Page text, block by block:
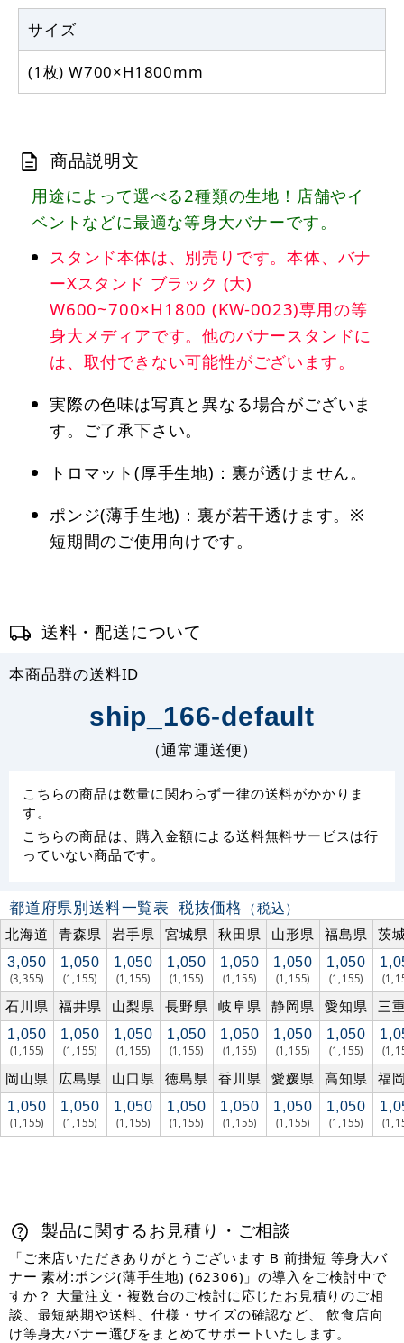
サイズ
(1枚) W700×H1800mm
商品説明文
用途によって選べる2種類の生地！店舗やイ
ベントなどに最適な等身大バナーです。
スタンド本体は、別売りです。本体、バナ
ーXスタンド ブラック (大)
W600~700×H1800 (KW-0023)専用の等
身大メディアです。他のバナースタンドに
は、取付できない可能性がございます。
実際の色味は写真と異なる場合がございま
す。ご了承下さい。
トロマット(厚手生地)：裏が透けません。
ポンジ(薄手生地)：裏が若干透けます。※
短期間のご使用向けです。
送料・配送について
本商品群の送料ID
ship_166-default
（通常運送便）
こちらの商品は数量に関わらず一律の送料がかかりま
す。
こちらの商品は、購入金額による送料無料サービスは行
っていない商品です。
都道府県別送料一覧表 税抜価格 （税込）
北海道
青森県 岩手県 宮城県 秋田県 山形県 福島県 茨
3,050
(3,355)
1,050
(1,155)
1,050
(1,155)
1,050
(1,155)
1,050
(1,155)
1,050
(1,155)
1,050
(1,155)
石川県 福井県 山梨県 長野県 岐阜県 静岡県 愛知県 三
1,050
(1,155)
1,050
(1,155)
1,050
(1,155)
1,050
(1,155)
1,050
(1,155)
1,050
(1,155)
1,050
(1,155)
岡山県 広島県 山口県 徳島県 香川県 愛媛県 高知県 福
1,050
(1,155)
1,050
(1,155)
1,050
(1,155)
1,050
(1,155)
1,050
(1,155)
1,050
(1,155)
1,050
(1,155)
製品に関するお見積り・ご相談
「ご来店いただきありがとうございます B 前掛短 等身大バ
ナー 素材:ポンジ(薄手生地) (62306)」の導入をご検討中で
すか？ 大量注文・複数台のご検討に応じたお見積りのご相
談、最短納期や送料、仕様・サイズの確認など、 飲食店向
け等身大バナー選びをまとめてサポートいたします。